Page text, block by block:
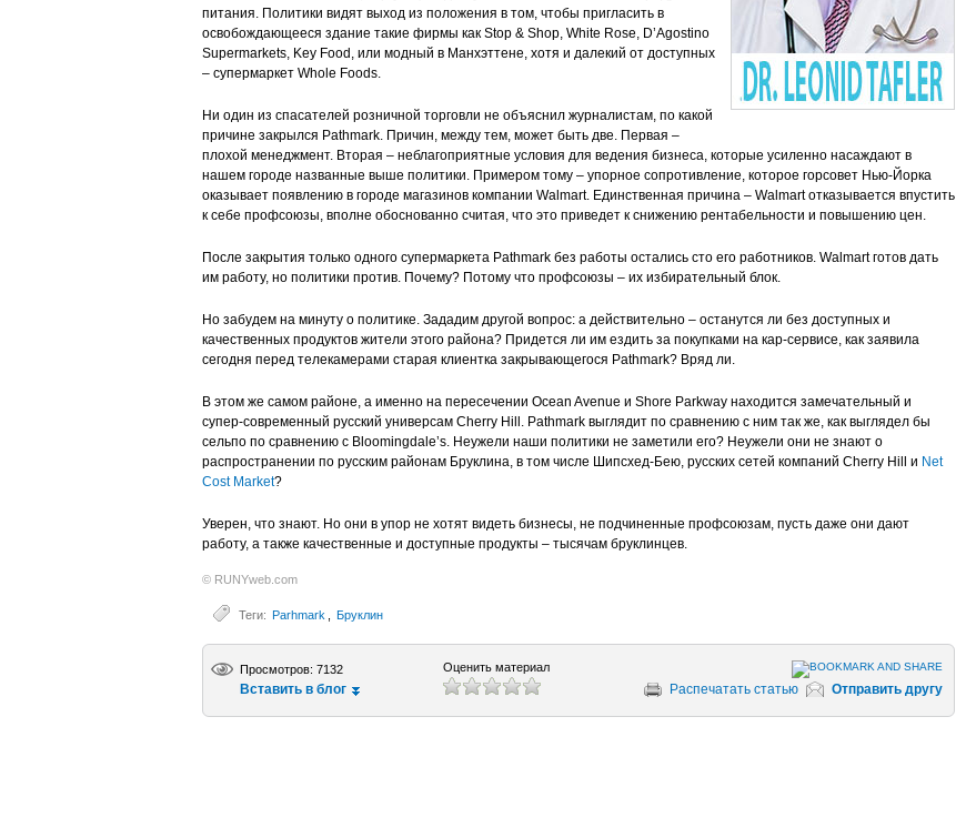
питания. Политики видят выход из положения в том, чтобы пригласить в
освобождающееся здание такие фирмы как Stop & Shop, White Rose, D’Agostino
Supermarkets, Key Food, или модный в Манхэттене, хотя и далекий от доступных
– супермаркет Whole Foods.
Ни один из спасателей розничной торговли не объяснил журналистам, по какой
причине закрылся Pathmark. Причин, между тем, может быть две. Первая –
плохой менеджмент. Вторая – неблагоприятные условия для ведения бизнеса, которые усиленно насаждают в
нашем городе названные выше политики. Примером тому – упорное сопротивление, которое горсовет Нью-Йорка
оказывает появлению в городе магазинов компании Walmart. Единственная причина – Walmart отказывается впустить
к себе профсоюзы, вполне обоснованно считая, что это приведет к снижению рентабельности и повышению цен.
После закрытия только одного супермаркета Pathmark без работы остались сто его работников. Walmart готов дать
им работу, но политики против. Почему? Потому что профсоюзы – их избирательный блок.
Но забудем на минуту о политике. Зададим другой вопрос: а действительно – останутся ли без доступных и
качественных продуктов жители этого района? Придется ли им ездить за покупками на кар-сервисе, как заявила
сегодня перед телекамерами старая клиентка закрывающегося Pathmark? Вряд ли.
В этом же самом районе, а именно на пересечении Ocean Avenue и Shore Parkway находится замечательный и
супер-современный русский универсам Cherry Hill. Pathmark выглядит по сравнению с ним так же, как выглядел бы
сельпо по сравнению с Bloomingdale’s. Неужели наши политики не заметили его? Неужели они не знают о
распространении по русским районам Бруклина, в том числе Шипсхед-Бею, русских сетей компаний Cherry Hill и Net
Cost Market?
Уверен, что знают. Но они в упор не хотят видеть бизнесы, не подчиненные профсоюзам, пусть даже они дают
работу, а также качественные и доступные продукты – тысячам бруклинцев.
© RUNYweb.com
Теги: Parhmark Бруклин
Просмотров: 7132
Вставить в блог
Оценить материал
Распечатать статью Отправить другу